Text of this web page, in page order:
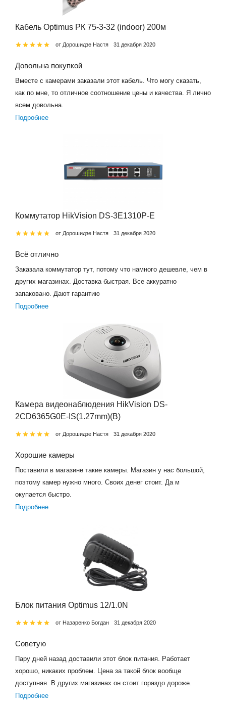
Кабель Optimus РК 75-3-32 (indoor) 200м
от Дорошидзе Настя 31 декабря 2020
Довольна покупкой
Вместе с камерами заказали этот кабель. Что могу сказать,
как по мне, то отличное соотношение цены и качества. Я лично
всем довольна.
Подробнее
Коммутатор HikVision DS-3E1310P-E
от Дорошидзе Настя 31 декабря 2020
Всё отлично
Заказала коммутатор тут, потому что намного дешевле, чем в
других магазинах. Доставка быстрая. Все аккуратно
запаковано. Дают гарантию
Подробнее
Камера видеонаблюдения HikVision DS-
2CD6365G0E-IS(1.27mm)(B)
от Дорошидзе Настя 31 декабря 2020
Хорошие камеры
Поставили в магазине такие камеры. Магазин у нас большой,
поэтому камер нужно много. Своих денег стоит. Да м
окупается быстро.
Подробнее
Блок питания Optimus 12/1.0N
от Назаренко Богдан 31 декабря 2020
Советую
Пару дней назад доставили этот блок питания. Работает
хорошо, никаких проблем. Цена за такой блок вообще
доступная. В других магазинах он стоит гораздо дороже.
Подробнее